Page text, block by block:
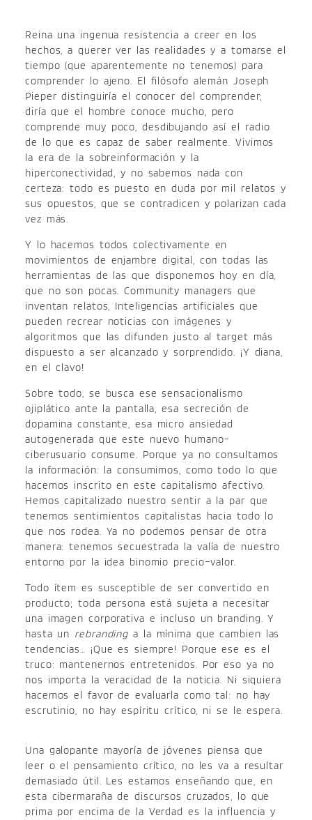
Reina una ingenua resistencia a creer en los
hechos, a querer ver las realidades y a tomarse el
tiempo (que aparentemente no tenemos) para
comprender lo ajeno. El filósofo alemán Joseph
Pieper distinguiría el conocer del comprender;
diría que el hombre conoce mucho, pero
comprende muy poco, desdibujando así el radio
de lo que es capaz de saber realmente. Vivimos
la era de la sobreinformación y la
hiperconectividad, y no sabemos nada con
certeza: todo es puesto en duda por mil relatos y
sus opuestos, que se contradicen y polarizan cada
vez más.
Y lo hacemos todos colectivamente en
movimientos de enjambre digital, con todas las
herramientas de las que disponemos hoy en día,
que no son pocas. Community managers que
inventan relatos, Inteligencias artificiales que
pueden recrear noticias con imágenes y
algoritmos que las difunden justo al target más
dispuesto a ser alcanzado y sorprendido. ¡Y diana,
en el clavo!
Sobre todo, se busca ese sensacionalismo
ojiplático ante la pantalla, esa secreción de
dopamina constante, esa micro ansiedad
autogenerada que este nuevo humano-
ciberusuario consume. Porque ya no consultamos
la información: la consumimos, como todo lo que
hacemos inscrito en este capitalismo afectivo.
Hemos capitalizado nuestro sentir a la par que
tenemos sentimientos capitalistas hacia todo lo
que nos rodea. Ya no podemos pensar de otra
manera: tenemos secuestrada la valía de nuestro
entorno por la idea binomio precio–valor.
Todo ítem es susceptible de ser convertido en
producto; toda persona está sujeta a necesitar
una imagen corporativa e incluso un branding. Y
hasta un rebrandinga la mínima que cambien las
tendencias… ¡Que es siempre! Porque ese es el
truco: mantenernos entretenidos. Por eso ya no
nos importa la veracidad de la noticia. Ni siquiera
hacemos el favor de evaluarla como tal: no hay
escrutinio, no hay espíritu crítico, ni se le espera.
Una galopante mayoría de jóvenes piensa que
leer o el pensamiento crítico, no les va a resultar
demasiado útil. Les estamos enseñando que, en
esta cibermaraña de discursos cruzados, lo que
prima por encima de la Verdad es la influencia y